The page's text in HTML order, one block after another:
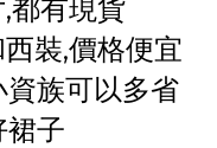
都有現貨
裝,價格便宜
族可以多省
裙子